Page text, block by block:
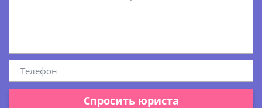
Спросить юриста